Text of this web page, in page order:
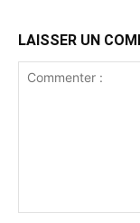
LAISSER UN